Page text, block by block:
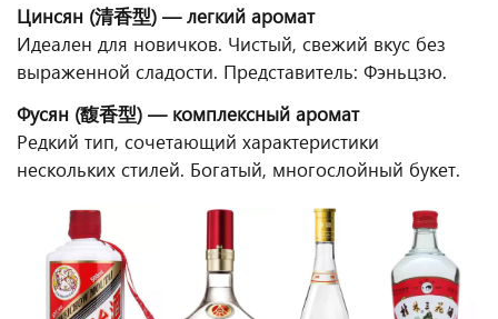
Цинсян (清香型) — легкий аромат
Идеален для новичков. Чистый, свежий вкус без
выраженной сладости. Представитель: Фэньцзю.
Фусян (馥香型) — комплексный аромат
Редкий тип, сочетающий характеристики
нескольких стилей. Богатый, многослойный букет.